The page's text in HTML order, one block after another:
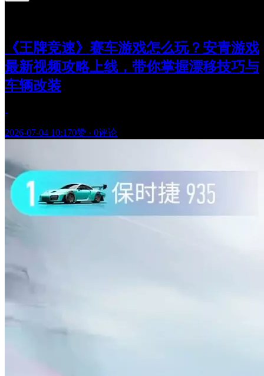
《王牌竞速》赛车游戏怎么玩？安青游戏
最新视频攻略上线，带你掌握漂移技巧与
车辆改装
-
2026-07-04 10:170赞 · 0评论